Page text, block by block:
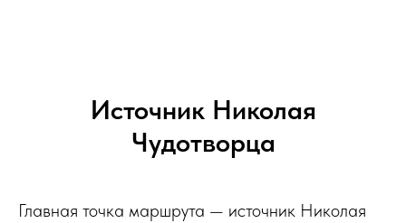
Источник Николая
Чудотворца
Главная точка маршрута — источник Николая